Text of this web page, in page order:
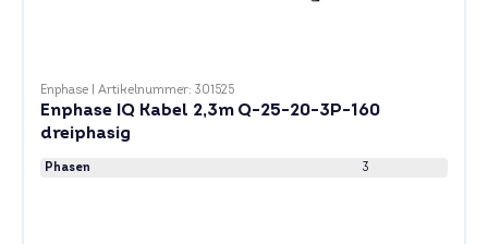
Enphase Artikelnummer: 301525
Enphase IQ Kabel 2,3m Q-25-20-3P-160
dreiphasig
Phasen 3